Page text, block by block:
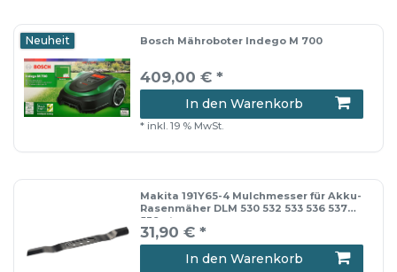
Neuheit Bosch Mähroboter Indego M 700
409,00 € *
In den Warenkorb
* inkl. 19 % MwSt.
Makita 191Y65-4 Mulchmesser für Akku-
Rasenmäher DLM 530 532 533 536 537
538 etc.
31,90 € *
In den Warenkorb